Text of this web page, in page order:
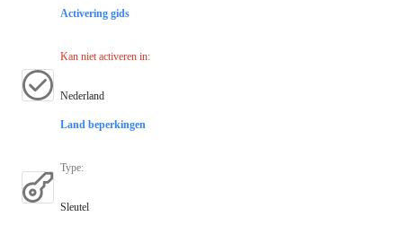
Activering gids
Kan niet activeren in:
Nederland
Land beperkingen
Type:
Sleutel